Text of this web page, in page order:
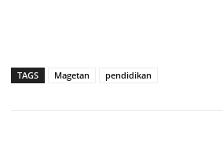
TAGS Magetan pendidikan